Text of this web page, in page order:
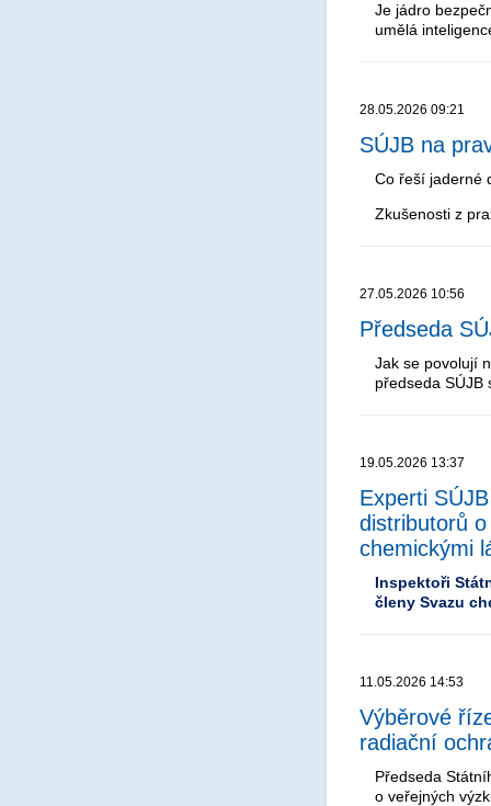
Je jádro
umělá
28.05.2026 09:21
SÚJB na
Co řeší jaderné
Zkušenosti z
27.05.2026 10:56
Předseda
Jak se povolují
předseda
19.05.2026 13:37
Experti
distributorů
chemickými
Inspektoři
členy Svazu
11.05.2026 14:53
Výběrové
radiační
Předseda
o veřejných